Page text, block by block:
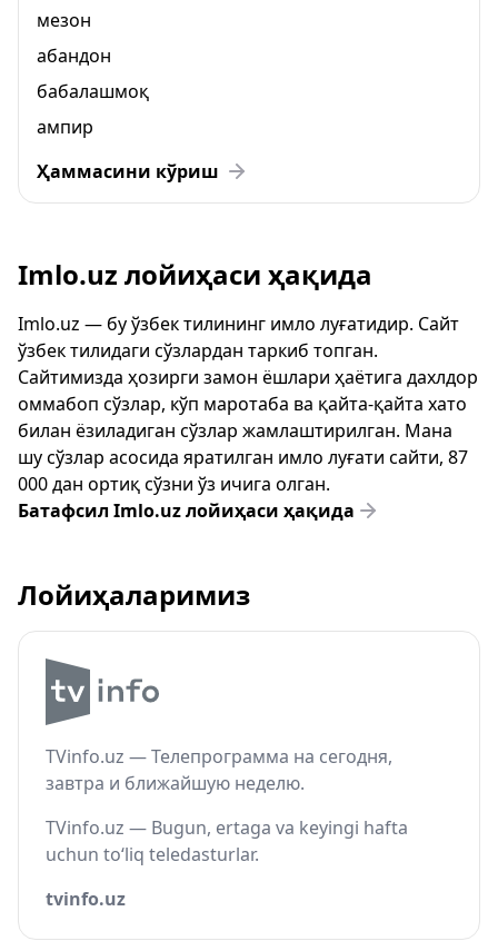
мезон
абандон
бабалашмоқ
ампир
Ҳаммасини кўриш
Imlo.uz лойиҳаси ҳақида
Imlo.uz — бу ўзбек тилининг имло луғатидир. Сайт
ўзбек тилидаги сўзлардан таркиб топган.
Сайтимизда ҳозирги замон ёшлари ҳаётига дахлдор
оммабоп сўзлар, кўп маротаба ва қайта-қайта хато
билан ёзиладиган сўзлар жамлаштирилган. Мана
шу сўзлар асосида яратилган имло луғати сайти, 87
000 дан ортиқ сўзни ўз ичига олган.
Батафсил Imlo.uz лойиҳаси ҳақида
Лойиҳаларимиз
TVinfo.uz — Телепрограмма на сегодня,
завтра и ближайшую неделю.
TVinfo.uz — Bugun, ertaga va keyingi hafta
uchun to‘liq teledasturlar.
tvinfo.uz